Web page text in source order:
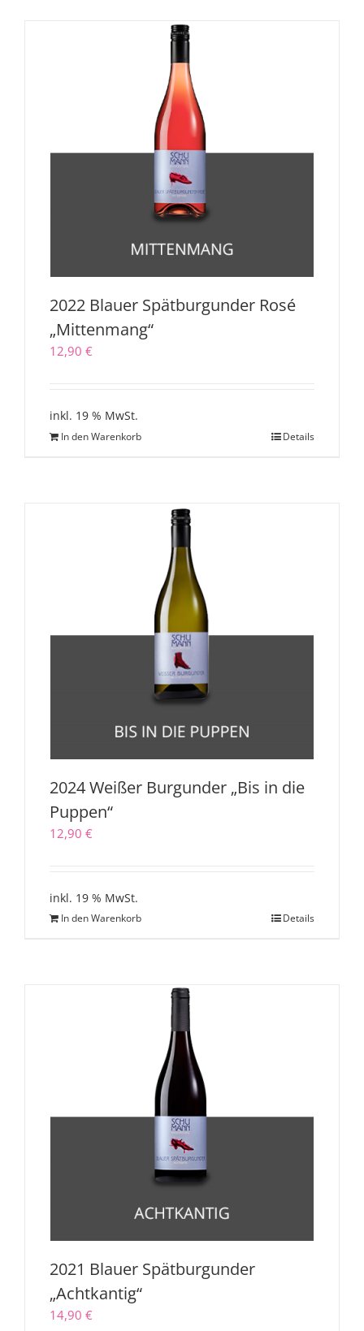
2022 Blauer Spätburgunder Rosé
„Mittenmang“
12,90 €
inkl. 19 % MwSt.
In den Warenkorb Details
2024 Weißer Burgunder „Bis in die
Puppen“
12,90 €
inkl. 19 % MwSt.
In den Warenkorb Details
2021 Blauer Spätburgunder
„Achtkantig“
14,90 €